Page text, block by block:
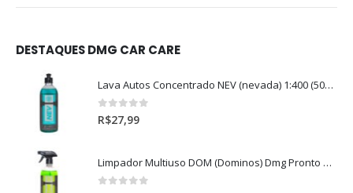
DESTAQUES DMG CAR CARE
Lava Autos Concentrado NEV (nevada) 1:400 (500ml)
0out of 5
R$27,99
Limpador Multiuso DOM (Dominos) Dmg Pronto P/Uso (500ml)